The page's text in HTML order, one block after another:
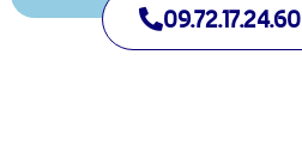
09.72.17.24.60